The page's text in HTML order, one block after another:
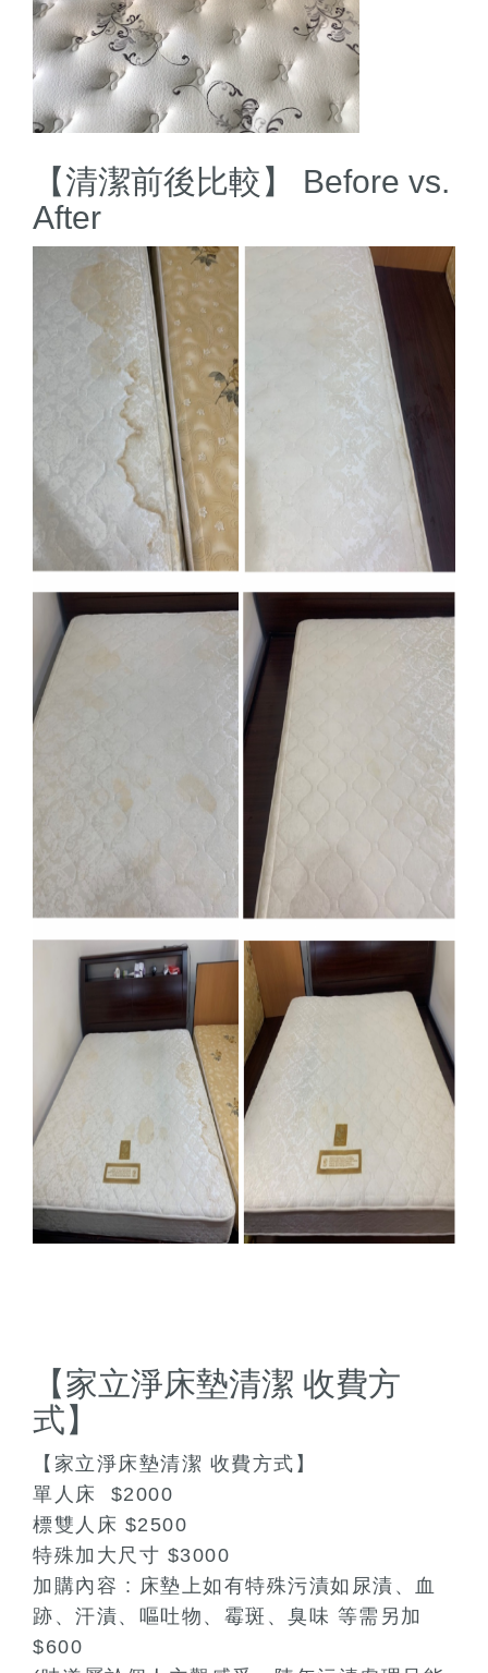
【清潔前後比較】 Before vs.
After
【家立淨床墊清潔 收費方
式】
【家立淨床墊清潔 收費方式】
單人床 $2000
標雙人床 $2500
特殊加大尺寸 $3000
加購內容 : 床墊上如有特殊污漬如尿漬、血
跡、汗漬、嘔吐物、霉斑、臭味 等需另加
$600